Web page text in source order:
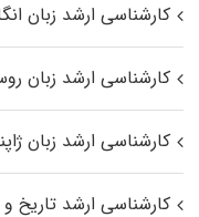
کارشناسی ارشد زبان
کارشناسی ارشد زبان
کارشناسی ارشد زبان
کارشناسی ارشد تاریخ